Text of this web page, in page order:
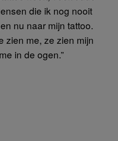
die ik nog nooit
nu naar mijn tattoo.
zien me, ze zien mijn
in de ogen.”